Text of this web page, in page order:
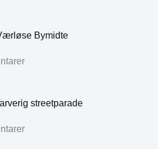
Bymidte
streetparade